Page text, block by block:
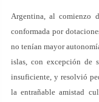
Argentina, al comienzo
conformada por
no tenían mayor
islas, con excepción de
insuficiente, y resolvió
la entrañable amistad